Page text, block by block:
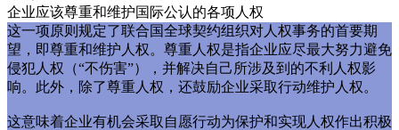
企业应该尊重和维护国际公认的各项人权
这一项原则规定了联合国全球契约组织对人权事务的首要期
望，即尊重和维护人权。尊重人权是指企业应尽最大努力避免
侵犯人权（“不伤害”），并解决自己所涉及到的不利人权影
响。此外，除了尊重人权，还鼓励企业采取行动维护人权。
这意味着企业有机会采取自愿行动为保护和实现人权作出积极